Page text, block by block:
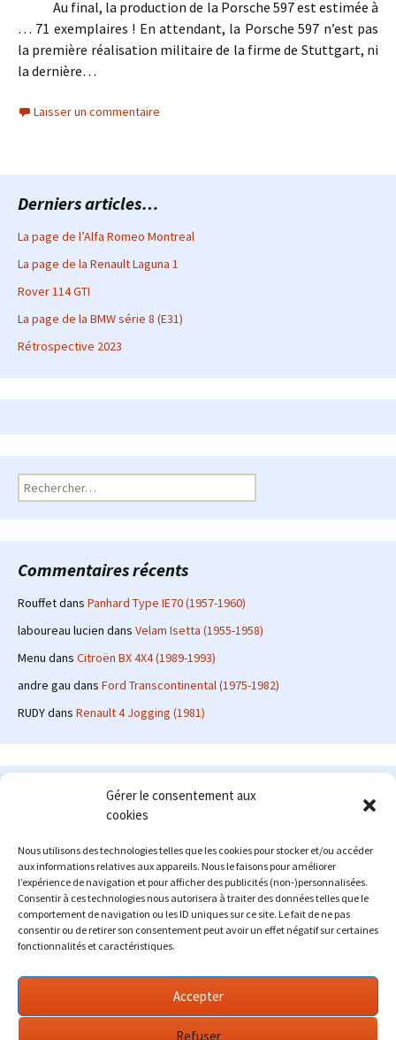
Gérer le consentement aux
cookies
Nous utilisons des technologies telles que les cookies pour stocker et/ou accéder
aux informations relatives aux appareils. Nous le faisons pour améliorer
l’expérience de navigation et pour afficher des publicités (non-)personnalisées.
Consentir à ces technologies nous autorisera à traiter des données telles que le
comportement de navigation ou les ID uniques sur ce site. Le fait de ne pas
consentir ou de retirer son consentement peut avoir un effet négatif sur certaines
fonctionnalités et caractéristiques.
Accepter
Refuser
Au final, la production de la Porsche 597 est estimée à
… 71 exemplaires ! En attendant, la Porsche 597 n’est pas
la première réalisation militaire de la firme de Stuttgart, ni
la dernière…
Laisser un commentaire
Derniers articles…
La page de l’Alfa Romeo Montreal
La page de la Renault Laguna 1
Rover 114 GTI
La page de la BMW série 8 (E31)
Rétrospective 2023
Rechercher :
Commentaires récents
Rouffetdans Panhard Type IE70 (1957-1960)
laboureau lucien dans Velam Isetta (1955-1958)
Menu dans Citroën BX 4X4 (1989-1993)
andre gau dans Ford Transcontinental (1975-1982)
RUDYdans Renault 4 Jogging (1981)
Le site en quelques mots
: passionné d'automobile ancienne depuis de
nombreuses années, j'ai commencé à partager ma passion sur
internet à partir de 2009 au travers d'un blog qui a connu un relatif
succès. Fin 2013, je décide de prendre mon autonomie et me lancer
avec mon propre site : l'Automobile Ancienne.
Me contacter : alex(at)lautomobileancienne.com